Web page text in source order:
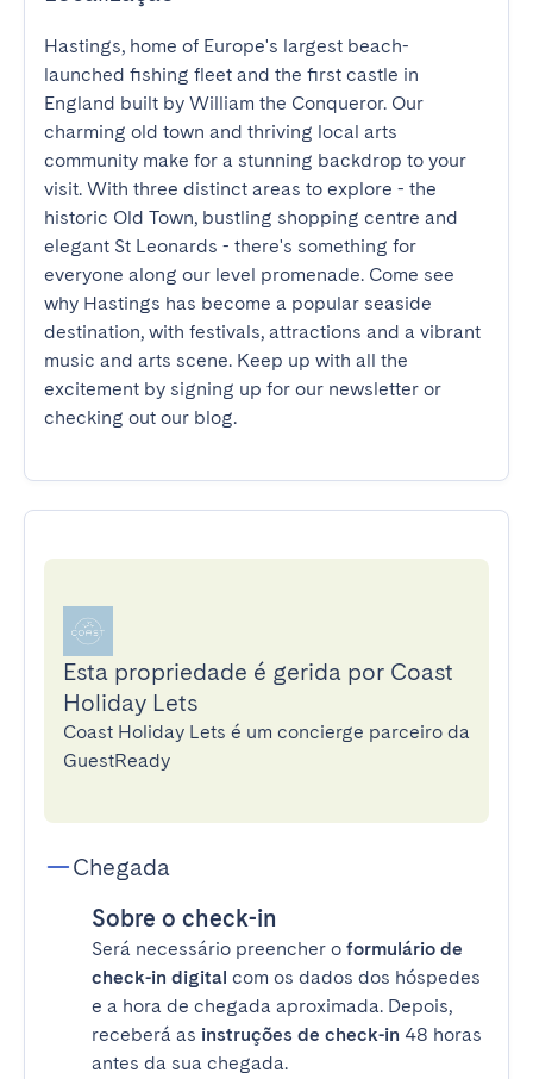
Hastings, home of Europe's largest beach-
launched fishing fleet and the first castle in
England built by William the Conqueror. Our
charming old town and thriving local arts
community make for a stunning backdrop to your
visit. With three distinct areas to explore - the
historic Old Town, bustling shopping centre and
elegant St Leonards - there's something for
everyone along our level promenade. Come see
why Hastings has become a popular seaside
destination, with festivals, attractions and a vibrant
music and arts scene. Keep up with all the
excitement by signing up for our newsletter or
checking out our blog.
Esta propriedade é gerida por Coast
Holiday Lets
Coast Holiday Lets é um concierge parceiro da
GuestReady
Chegada
Sobre o check-in
Será necessário preencher o formulário de
check-in digital com os dados dos hóspedes
e a hora de chegada aproximada. Depois,
receberá as instruções de check-in 48 horas
antes da sua chegada.